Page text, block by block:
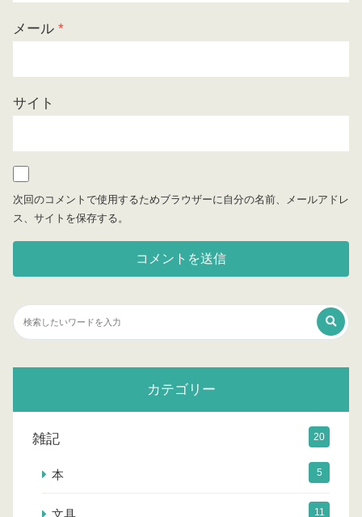
メール *
サイト
次回のコメントで使用するためブラウザーに自分の名前、メールアドレ
ス、サイトを保存する。
カテゴリー
雑記 20
本 5
文具 11